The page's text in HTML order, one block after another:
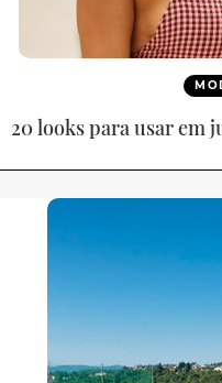
20 looks para usar em